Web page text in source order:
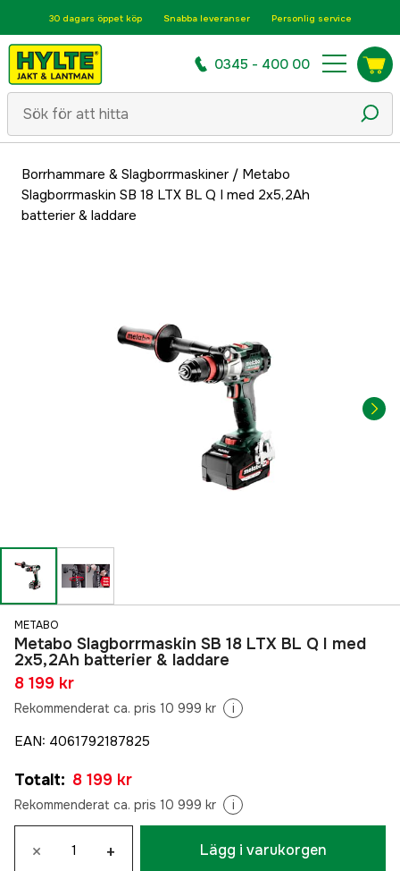
30 dagars öppet köp Snabba leveranser Personlig service
0345 - 400 00
Borrhammare & Slagborrmaskiner/ Metabo
Slagborrmaskin SB 18 LTX BL Q I med 2x5,2Ah
batterier & laddare
METABO
Metabo Slagborrmaskin SB 18 LTX BL Q I med
2x5,2Ah batterier & laddare
8 199 kr
Rekommenderat ca. pris 10 999 kr i
EAN: 4061792187825
Totalt: 8 199 kr
Rekommenderat ca. pris 10 999 kr i
× + Lägg i varukorgen